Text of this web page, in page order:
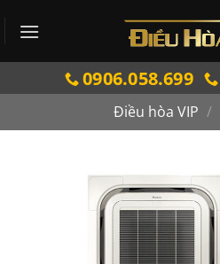
qua
0906.058.699
Điều hòa VIP /